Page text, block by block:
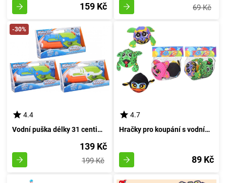
159 Kč 69 Kč
-30%
4.4
Vodní puška délky 31 centimetrů
139 Kč
199 Kč
4.7
Hračky pro koupání s vodními tvory 2 kusy
89 Kč